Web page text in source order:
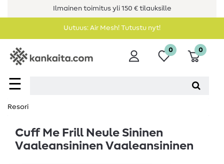
Ilmainen toimitus yli 150 € tilauksille
Uutuus: Air Mesh! Tutustu nyt!
☰
0 0
Resori
Cuff Me Frill Neule Sininen
Vaaleansininen Vaaleansininen